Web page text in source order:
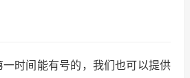
时间能有号的，我们也可以提供